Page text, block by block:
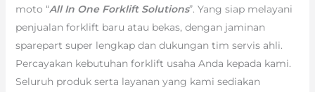
moto “All In One Forklift Solutions”. Yang siap melayani
penjualan forklift baru atau bekas, dengan jaminan
sparepart super lengkap dan dukungan tim servis ahli.
Percayakan kebutuhan forklift usaha Anda kepada kami.
Seluruh produk serta layanan yang kami sediakan